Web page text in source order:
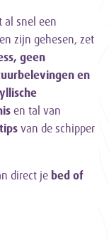
al snel een
zijn gehesen, zet
geen
en
en tal van
van de schipper
direct je bed of